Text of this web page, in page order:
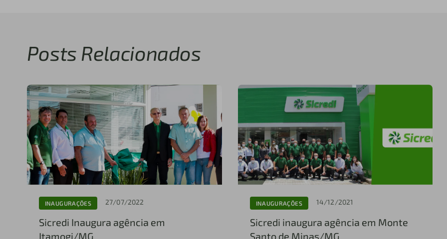
Posts Relacionados
INAUGURAÇÕES 27/07/2022
Sicredi Inaugura agência em
Itamogi/MG
INAUGURAÇÕES 14/12/2021
Sicredi inaugura agência em Monte
Santo de Minas/MG